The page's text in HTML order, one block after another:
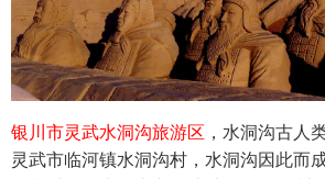
银川市灵武水洞沟旅游区 ，水洞沟古人
灵武市临河镇水洞沟村，水洞沟因此而